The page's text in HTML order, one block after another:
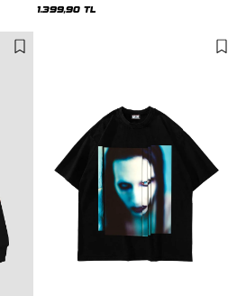
Hoodie
1.399,90 TL